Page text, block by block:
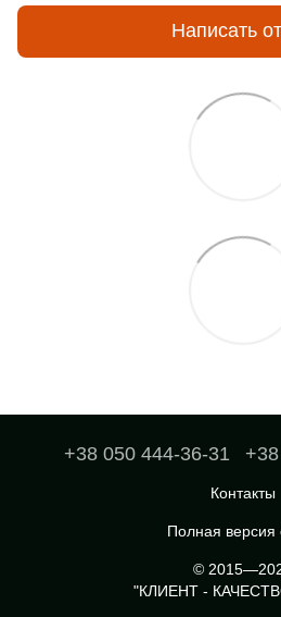
Написать
+38 050 444-36-31
Контакты
Полная версия
©
"КЛИЕНТ -